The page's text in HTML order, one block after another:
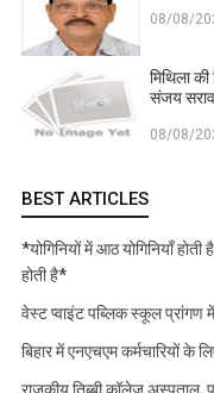
08/08/
मिथिला
संजय
08/08/
BEST ARTICLES
*योगिनियों में आठ योगिनियाँ
होती है*
वेस्ट प्वाइंट पब्लिक स्कूल प्रांगण
बिहार में एनएचएम कर्मचारियों के